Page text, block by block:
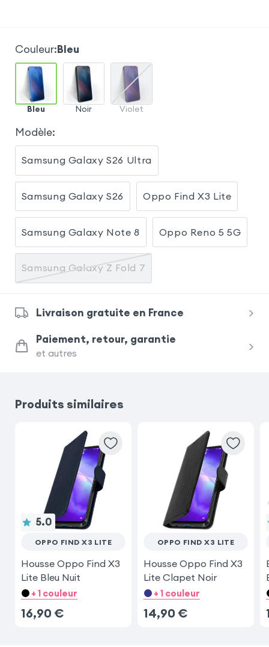
Couleur:Bleu
Bleu Noir Violet
Modèle:
Samsung Galaxy S26 Ultra
Samsung Galaxy S26 Oppo Find X3 Lite
Samsung Galaxy Note 8 Oppo Reno 5 5G
Samsung Galaxy Z Fold 7
Livraison gratuite en France
Paiement, retour, garantie
et autres
Produits similaires
5.0
OPPO FIND X3 LITE
Housse Oppo Find X3
Lite Bleu Nuit
+ 1 couleur
16,90 €
OPPO FIND X3 LITE
Housse Oppo Find X3
Lite Clapet Noir
+ 1 couleur
14,90 €